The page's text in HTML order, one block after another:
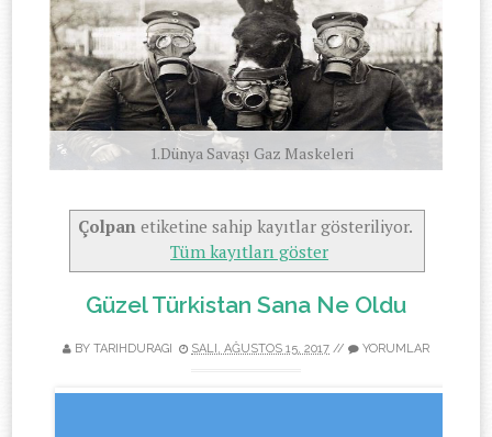
1.Dünya Savaşı Gaz Maskeleri
Çolpan etiketine sahip kayıtlar gösteriliyor.
Tüm kayıtları göster
Güzel Türkistan Sana Ne Oldu
BY TARIHDURAGI SALI, AĞUSTOS 15, 2017 // YORUMLAR